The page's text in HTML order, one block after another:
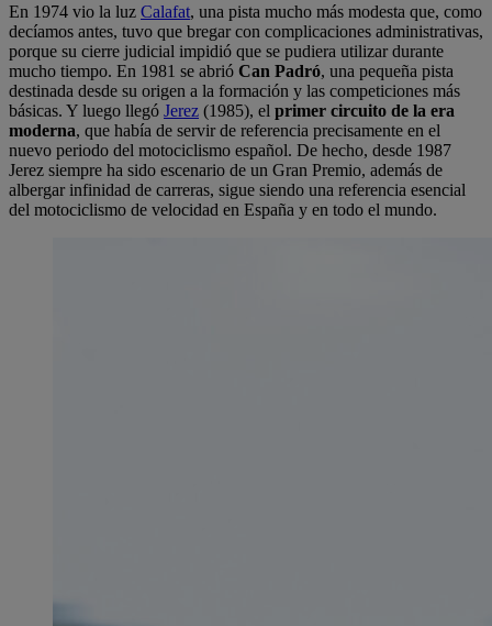
En 1974 vio la luz Calafat, una pista mucho más modesta que, como
decíamos antes, tuvo que bregar con complicaciones administrativas,
porque su cierre judicial impidió que se pudiera utilizar durante
mucho tiempo. En 1981 se abrió Can Padró, una pequeña pista
destinada desde su origen a la formación y las competiciones más
básicas. Y luego llegó Jerez (1985), el primer circuito de la era
moderna, que había de servir de referencia precisamente en el
nuevo periodo del motociclismo español. De hecho, desde 1987
Jerez siempre ha sido escenario de un Gran Premio, además de
albergar infinidad de carreras, sigue siendo una referencia esencial
del motociclismo de velocidad en España y en todo el mundo.